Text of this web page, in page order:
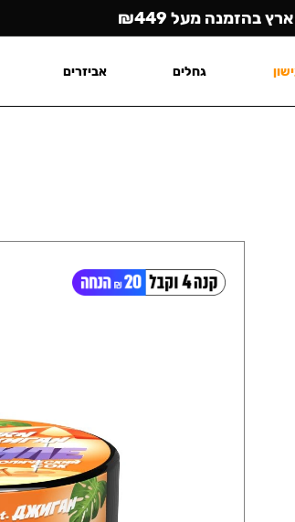
בהזמנה מעל ₪449
גחלים אביזרים